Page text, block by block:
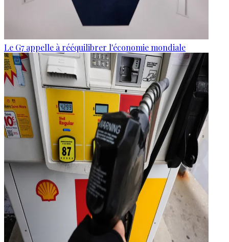
Le G7 appelle à rééquilibrer l'économie mondiale